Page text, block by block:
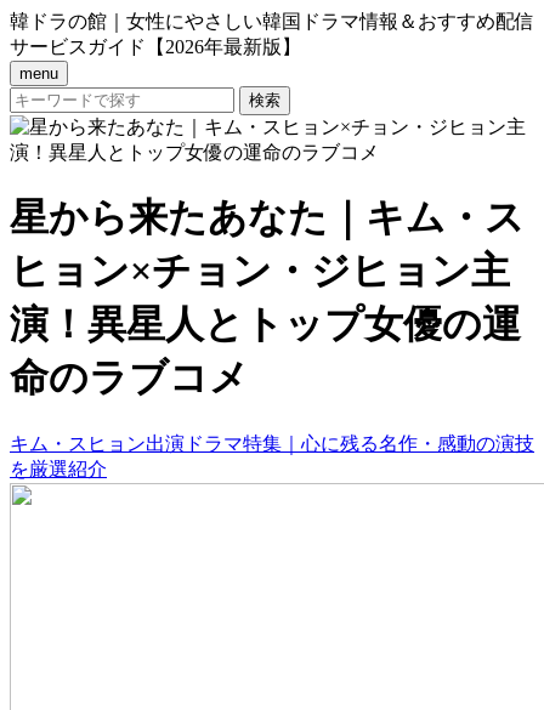
韓ドラの館｜女性にやさしい韓国ドラマ情報＆おすすめ配信
サービスガイド【2026年最新版】
menu
星から来たあなた｜キム・ス
ヒョン×チョン・ジヒョン主
演！異星人とトップ女優の運
命のラブコメ
キム・スヒョン出演ドラマ特集｜心に残る名作・感動の演技
を厳選紹介